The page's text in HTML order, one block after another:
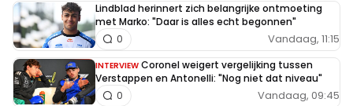
Lindblad herinnert zich belangrijke ontmoeting
met Marko: "Daar is alles echt begonnen"
Vandaag, 11:15
0
INTERVIEW Coronel weigert vergelijking tussen
Verstappen en Antonelli: "Nog niet dat niveau"
Vandaag, 09:45
0